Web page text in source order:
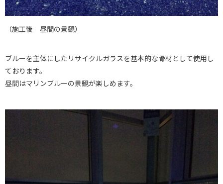
（施工後 昼間の景観）
ブルーを主体にしたリサイクルガラスを基本的な骨材として使用し
ております。
昼間はマリンブルーの景観が楽しめます。